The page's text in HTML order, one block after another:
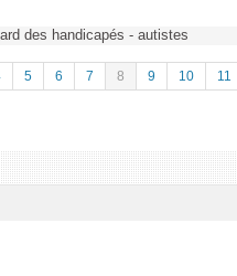
des handicapés - autistes
5 6 7 8 9 10 11